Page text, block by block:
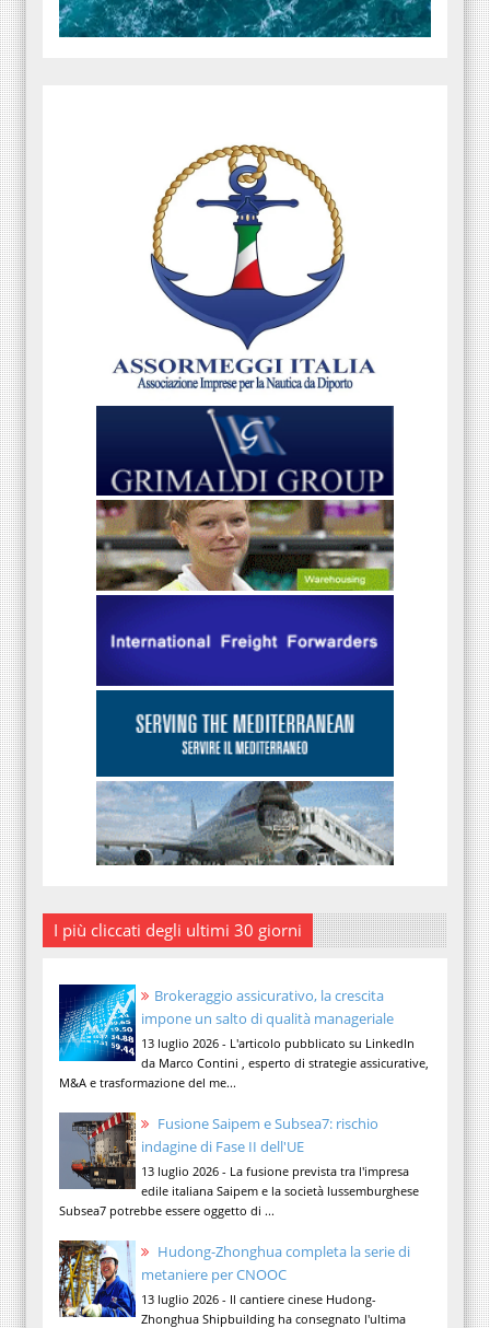
I più cliccati degli ultimi 30 giorni
Brokeraggio assicurativo, la crescita
impone un salto di qualità manageriale
13 luglio 2026 - L'articolo pubblicato su LinkedIn
da Marco Contini , esperto di strategie assicurative,
M&A e trasformazione del me...
Fusione Saipem e Subsea7: rischio
indagine di Fase II dell'UE
13 luglio 2026 - La fusione prevista tra l'impresa
edile italiana Saipem e la società lussemburghese
Subsea7 potrebbe essere oggetto di ...
Hudong-Zhonghua completa la serie di
metaniere per CNOOC
13 luglio 2026 - Il cantiere cinese Hudong-
Zhonghua Shipbuilding ha consegnato l'ultima